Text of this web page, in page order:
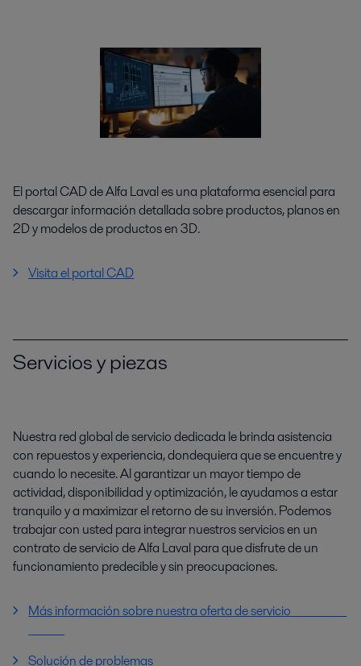
El portal CAD de Alfa Laval es una plataforma esencial para
descargar información detallada sobre productos, planos en
2D y modelos de productos en 3D.
Visita el portal CAD
Servicios y piezas
Nuestra red global de servicio dedicada le brinda asistencia
con repuestos y experiencia, dondequiera que se encuentre y
cuando lo necesite. Al garantizar un mayor tiempo de
actividad, disponibilidad y optimización, le ayudamos a estar
tranquilo y a maximizar el retorno de su inversión. Podemos
trabajar con usted para integrar nuestros servicios en un
contrato de servicio de Alfa Laval para que disfrute de un
funcionamiento predecible y sin preocupaciones.
Más información sobre nuestra oferta de servicio
Solución de problemas